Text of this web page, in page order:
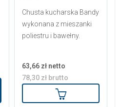
Chusta kucharska Bandy
wykonana z mieszanki
poliestru i bawełny.
63,66 zł netto
78,30 zł brutto
Dodaj do